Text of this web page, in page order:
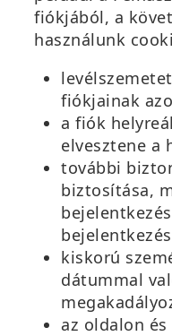
fiókjából, a
használunk
fiókjainak
a fiók
elvesztene a
további
biztosítása,
kiskorú
dátummal
az oldalon